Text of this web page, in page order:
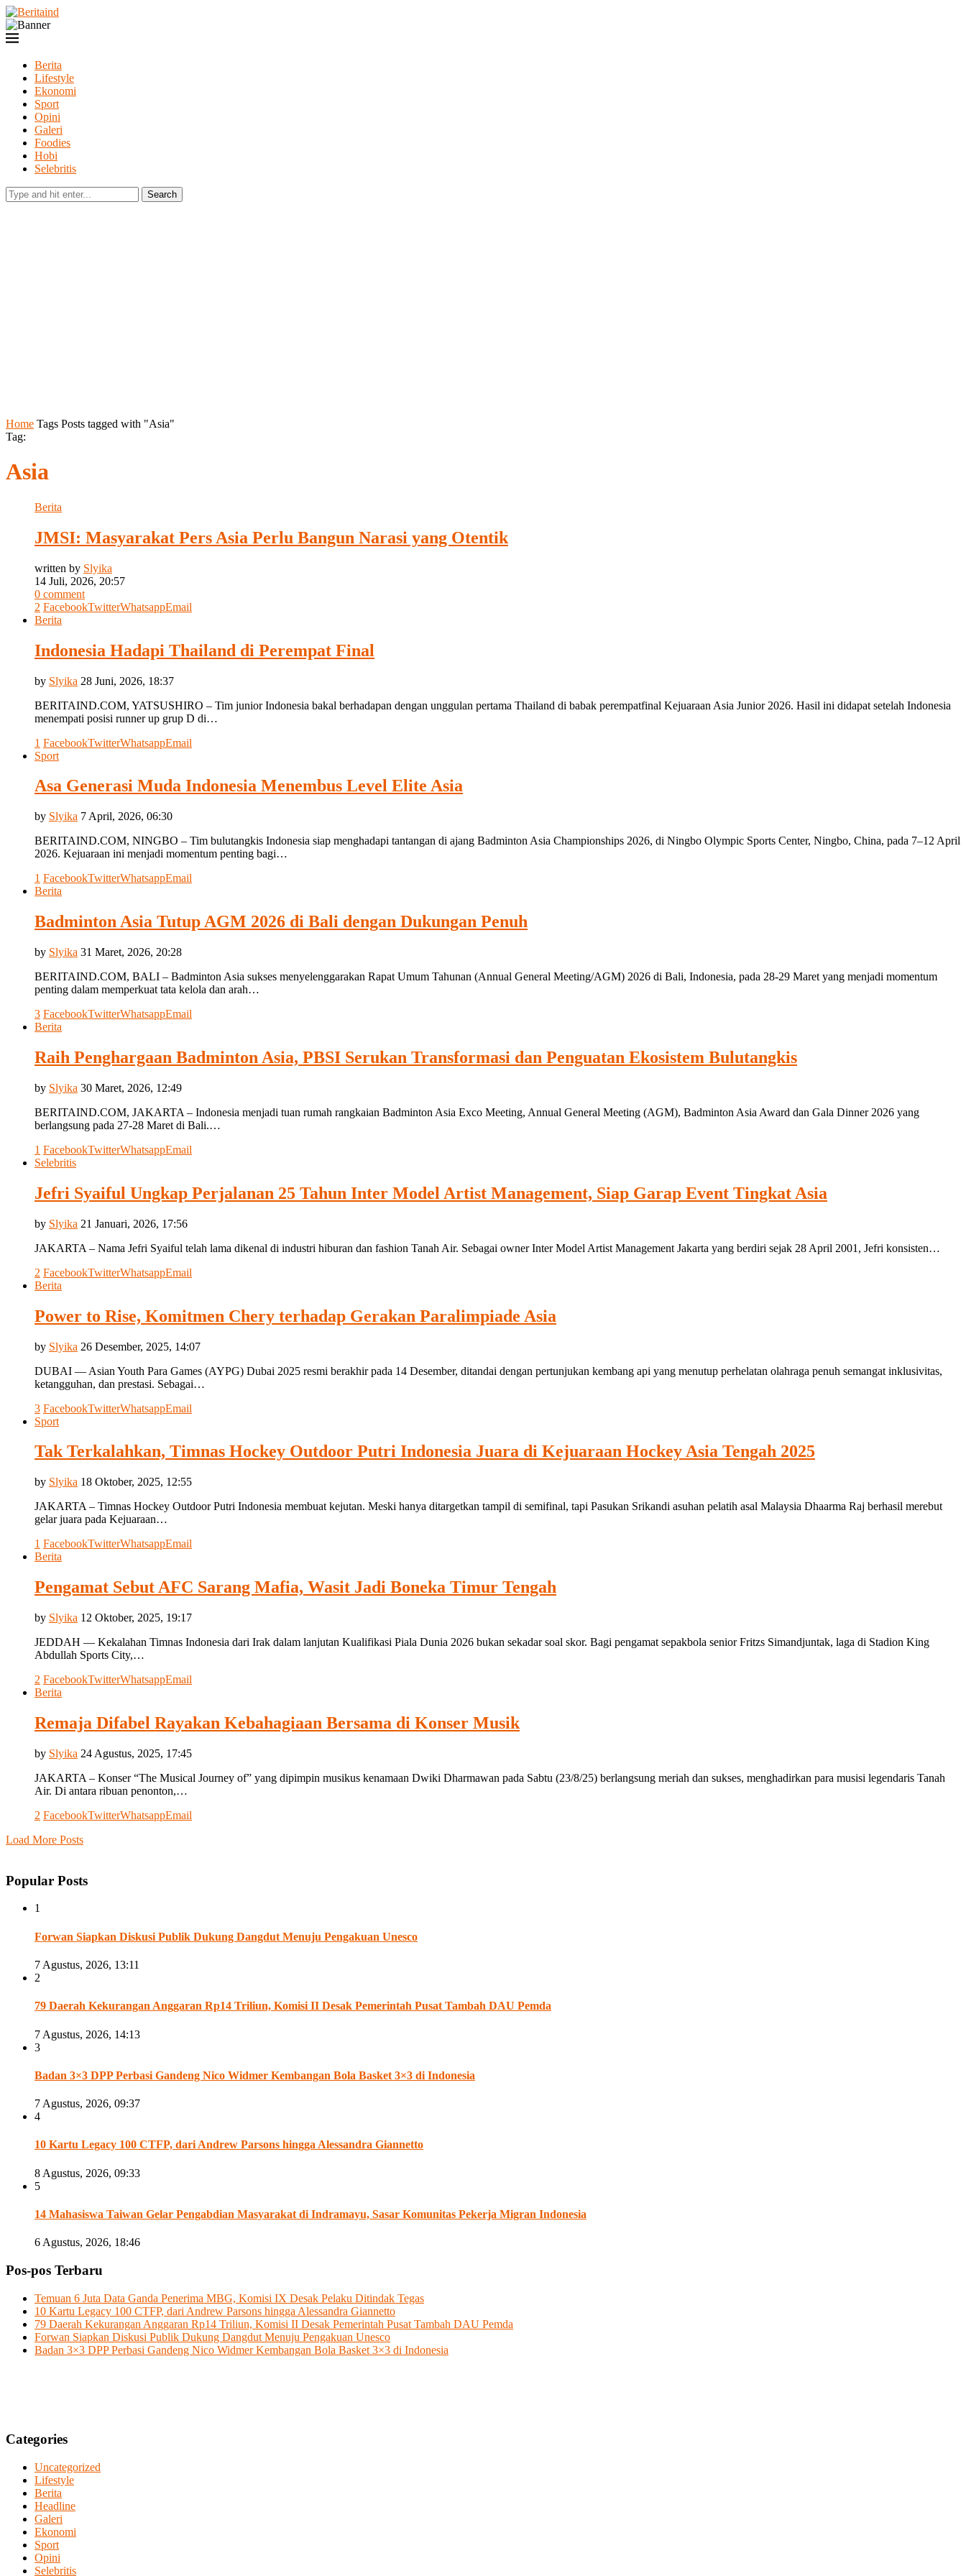
Berita
Lifestyle
Ekonomi
Sport
Opini
Galeri
Foodies
Hobi
Selebritis
Search
Home Tags Posts tagged with "Asia"
Tag:
Asia
Berita
JMSI: Masyarakat Pers Asia Perlu Bangun Narasi yang Otentik
written by Slyika
14 Juli, 2026, 20:57
0 comment
2 FacebookTwitterWhatsappEmail
Berita
Indonesia Hadapi Thailand di Perempat Final
by Slyika 28 Juni, 2026, 18:37
BERITAIND.COM, YATSUSHIRO – Tim junior Indonesia bakal berhadapan dengan unggulan pertama Thailand di babak perempatfinal Kejuaraan Asia Junior 2026. Hasil ini didapat setelah Indonesia
menempati posisi runner up grup D di…
1 FacebookTwitterWhatsappEmail
Sport
Asa Generasi Muda Indonesia Menembus Level Elite Asia
by Slyika 7 April, 2026, 06:30
BERITAIND.COM, NINGBO – Tim bulutangkis Indonesia siap menghadapi tantangan di ajang Badminton Asia Championships 2026, di Ningbo Olympic Sports Center, Ningbo, China, pada 7–12 April
2026. Kejuaraan ini menjadi momentum penting bagi…
1 FacebookTwitterWhatsappEmail
Berita
Badminton Asia Tutup AGM 2026 di Bali dengan Dukungan Penuh
by Slyika 31 Maret, 2026, 20:28
BERITAIND.COM, BALI – Badminton Asia sukses menyelenggarakan Rapat Umum Tahunan (Annual General Meeting/AGM) 2026 di Bali, Indonesia, pada 28-29 Maret yang menjadi momentum
penting dalam memperkuat tata kelola dan arah…
3 FacebookTwitterWhatsappEmail
Berita
Raih Penghargaan Badminton Asia, PBSI Serukan Transformasi dan Penguatan Ekosistem Bulutangkis
by Slyika 30 Maret, 2026, 12:49
BERITAIND.COM, JAKARTA – Indonesia menjadi tuan rumah rangkaian Badminton Asia Exco Meeting, Annual General Meeting (AGM), Badminton Asia Award dan Gala Dinner 2026 yang
berlangsung pada 27-28 Maret di Bali.…
1 FacebookTwitterWhatsappEmail
Selebritis
Jefri Syaiful Ungkap Perjalanan 25 Tahun Inter Model Artist Management, Siap Garap Event Tingkat Asia
by Slyika 21 Januari, 2026, 17:56
JAKARTA – Nama Jefri Syaiful telah lama dikenal di industri hiburan dan fashion Tanah Air. Sebagai owner Inter Model Artist Management Jakarta yang berdiri sejak 28 April 2001, Jefri konsisten…
2 FacebookTwitterWhatsappEmail
Berita
Power to Rise, Komitmen Chery terhadap Gerakan Paralimpiade Asia
by Slyika 26 Desember, 2025, 14:07
DUBAI — Asian Youth Para Games (AYPG) Dubai 2025 resmi berakhir pada 14 Desember, ditandai dengan pertunjukan kembang api yang menutup perhelatan olahraga penuh semangat inklusivitas,
ketangguhan, dan prestasi. Sebagai…
3 FacebookTwitterWhatsappEmail
Sport
Tak Terkalahkan, Timnas Hockey Outdoor Putri Indonesia Juara di Kejuaraan Hockey Asia Tengah 2025
by Slyika 18 Oktober, 2025, 12:55
JAKARTA – Timnas Hockey Outdoor Putri Indonesia membuat kejutan. Meski hanya ditargetkan tampil di semifinal, tapi Pasukan Srikandi asuhan pelatih asal Malaysia Dhaarma Raj berhasil merebut
gelar juara pada Kejuaraan…
1 FacebookTwitterWhatsappEmail
Berita
Pengamat Sebut AFC Sarang Mafia, Wasit Jadi Boneka Timur Tengah
by Slyika 12 Oktober, 2025, 19:17
JEDDAH — Kekalahan Timnas Indonesia dari Irak dalam lanjutan Kualifikasi Piala Dunia 2026 bukan sekadar soal skor. Bagi pengamat sepakbola senior Fritzs Simandjuntak, laga di Stadion King
Abdullah Sports City,…
2 FacebookTwitterWhatsappEmail
Berita
Remaja Difabel Rayakan Kebahagiaan Bersama di Konser Musik
by Slyika 24 Agustus, 2025, 17:45
JAKARTA – Konser “The Musical Journey of” yang dipimpin musikus kenamaan Dwiki Dharmawan pada Sabtu (23/8/25) berlangsung meriah dan sukses, menghadirkan para musisi legendaris Tanah
Air. Di antara ribuan penonton,…
2 FacebookTwitterWhatsappEmail
Load More Posts
Popular Posts
1
Forwan Siapkan Diskusi Publik Dukung Dangdut Menuju Pengakuan Unesco
7 Agustus, 2026, 13:11
2
79 Daerah Kekurangan Anggaran Rp14 Triliun, Komisi II Desak Pemerintah Pusat Tambah DAU Pemda
7 Agustus, 2026, 14:13
3
Badan 3×3 DPP Perbasi Gandeng Nico Widmer Kembangan Bola Basket 3×3 di Indonesia
7 Agustus, 2026, 09:37
4
10 Kartu Legacy 100 CTFP, dari Andrew Parsons hingga Alessandra Giannetto
8 Agustus, 2026, 09:33
5
14 Mahasiswa Taiwan Gelar Pengabdian Masyarakat di Indramayu, Sasar Komunitas Pekerja Migran Indonesia
6 Agustus, 2026, 18:46
Pos-pos Terbaru
Temuan 6 Juta Data Ganda Penerima MBG, Komisi IX Desak Pelaku Ditindak Tegas
10 Kartu Legacy 100 CTFP, dari Andrew Parsons hingga Alessandra Giannetto
79 Daerah Kekurangan Anggaran Rp14 Triliun, Komisi II Desak Pemerintah Pusat Tambah DAU Pemda
Forwan Siapkan Diskusi Publik Dukung Dangdut Menuju Pengakuan Unesco
Badan 3×3 DPP Perbasi Gandeng Nico Widmer Kembangan Bola Basket 3×3 di Indonesia
Categories
Uncategorized
Lifestyle
Berita
Headline
Galeri
Ekonomi
Sport
Opini
Selebritis